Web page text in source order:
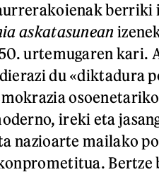
berriki
askatasunean
urtemugaren kari.
du «diktadura
ireki eta
nazioarte mailako
Bertze